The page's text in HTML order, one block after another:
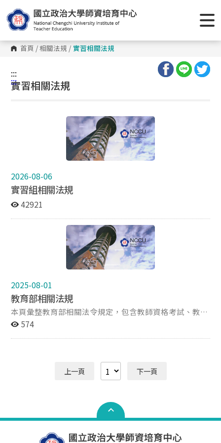
首頁 /相關法規 / 實習相關法規
:::
:::
實習相關法規
2026-08-06
實習組相關法規
42921
2025-08-01
教育部相關法規
本頁彙整教育部相關法令規定，包含教師資格考試、教育
實習、教師證書等相關內容。
574
上一頁 下一頁